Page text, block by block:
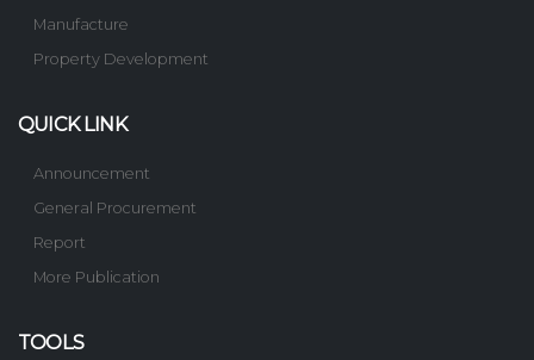
Manufacture
Property Development
QUICK LINK
Announcement
General Procurement
Report
More Publication
TOOLS